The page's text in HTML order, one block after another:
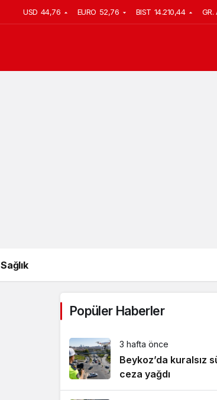
USD 44,76 EURO 52,76 BIST 14.210,44 GR.
Sağlık
Popüler Haberler
3 hafta önce
Beykoz’da kuralsız
ceza yağdı